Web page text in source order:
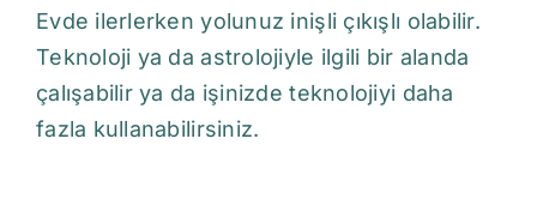
Evde ilerlerken yolunuz inişli çıkışlı olabilir.
Teknoloji ya da astrolojiyle ilgili bir alanda
çalışabilir ya da işinizde teknolojiyi daha
fazla kullanabilirsiniz.